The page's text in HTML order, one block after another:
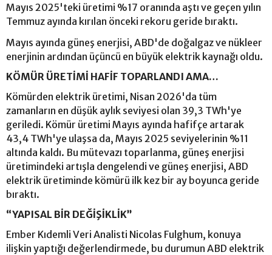
Mayıs 2025'teki üretimi %17 oranında aştı ve geçen yılın
Temmuz ayında kırılan önceki rekoru geride bıraktı.
Mayıs ayında güneş enerjisi, ABD'de doğalgaz ve nükleer
enerjinin ardından üçüncü en büyük elektrik kaynağı oldu.
KÖMÜR ÜRETİMİ HAFİF TOPARLANDI AMA…
Kömürden elektrik üretimi, Nisan 2026'da tüm
zamanların en düşük aylık seviyesi olan 39,3 TWh'ye
geriledi. Kömür üretimi Mayıs ayında hafifçe artarak
43,4 TWh'ye ulaşsa da, Mayıs 2025 seviyelerinin %11
altında kaldı. Bu mütevazı toparlanma, güneş enerjisi
üretimindeki artışla dengelendi ve güneş enerjisi, ABD
elektrik üretiminde kömürü ilk kez bir ay boyunca geride
bıraktı.
“YAPISAL BİR DEĞİŞİKLİK”
Ember Kıdemli Veri Analisti Nicolas Fulghum, konuya
ilişkin yaptığı değerlendirmede, bu durumun ABD elektrik